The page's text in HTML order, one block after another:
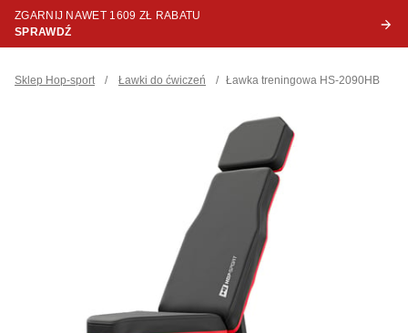
ZGARNIJ NAWET 1609 ZŁ RABATU
SPRAWDŹ
Sklep Hop-sport / Ławki do ćwiczeń / Ławka treningowa HS-2090HB